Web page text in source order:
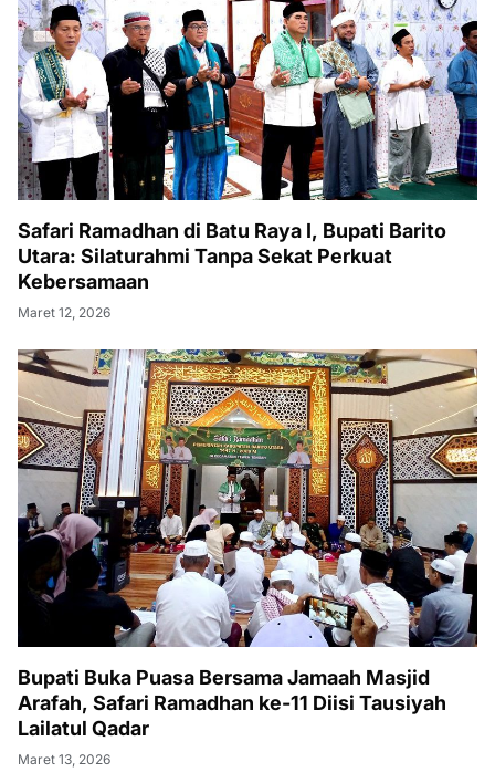
Safari Ramadhan di Batu Raya I, Bupati Barito
Utara: Silaturahmi Tanpa Sekat Perkuat
Kebersamaan
Maret 12, 2026
Bupati Buka Puasa Bersama Jamaah Masjid
Arafah, Safari Ramadhan ke-11 Diisi Tausiyah
Lailatul Qadar
Maret 13, 2026